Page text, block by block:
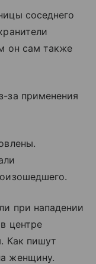
соседнего
он сам также
за применения
при нападении
центре
Как пишут
женщину.